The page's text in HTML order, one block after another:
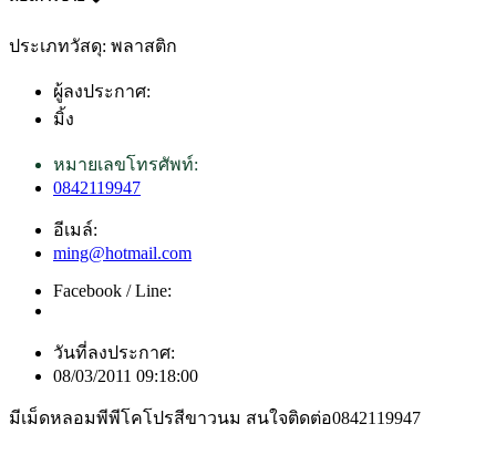
ประเภทวัสดุ: พลาสติก
ผู้ลงประกาศ:
มิ้ง
หมายเลขโทรศัพท์:
0842119947
อีเมล์:
ming@hotmail.com
Facebook / Line:
วันที่ลงประกาศ:
08/03/2011 09:18:00
มีเม็ดหลอมพีพีโคโปรสีขาวนม สนใจติดต่อ0842119947